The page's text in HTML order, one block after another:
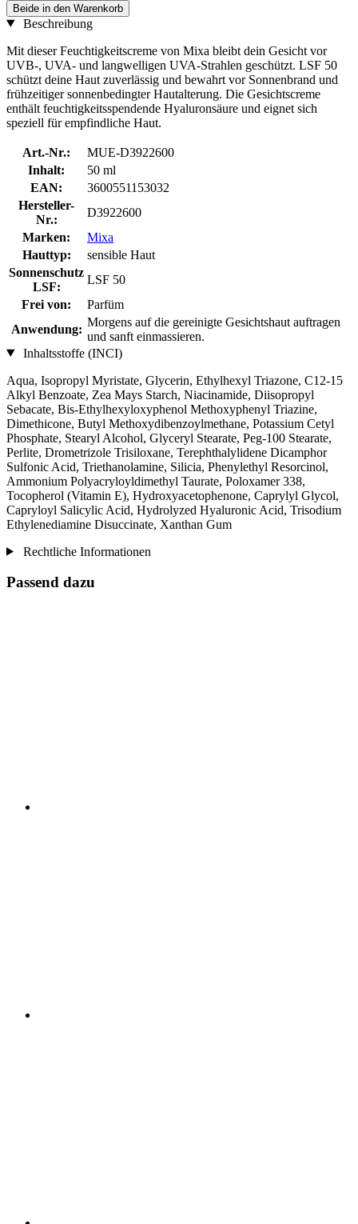
Beide in den Warenkorb
Beschreibung
Mit dieser Feuchtigkeitscreme von Mixa bleibt dein Gesicht vor
UVB-, UVA- und langwelligen UVA-Strahlen geschützt. LSF 50
schützt deine Haut zuverlässig und bewahrt vor Sonnenbrand und
frühzeitiger sonnenbedingter Hautalterung. Die Gesichtscreme
enthält feuchtigkeitsspendende Hyaluronsäure und eignet sich
speziell für empfindliche Haut.
Art.-Nr.:
MUE-D3922600
Inhalt:
50 ml
EAN:
3600551153032
Hersteller-
Nr.:
D3922600
Marken:
Mixa
Hauttyp:
sensible Haut
Sonnenschutz
LSF:
LSF 50
Frei von:
Parfüm
Anwendung:
Morgens auf die gereinigte Gesichtshaut auftragen
und sanft einmassieren.
Inhaltsstoffe (INCI)
Aqua, Isopropyl Myristate, Glycerin, Ethylhexyl Triazone, C12-15
Alkyl Benzoate, Zea Mays Starch, Niacinamide, Diisopropyl
Sebacate, Bis-Ethylhexyloxyphenol Methoxyphenyl Triazine,
Dimethicone, Butyl Methoxydibenzoylmethane, Potassium Cetyl
Phosphate, Stearyl Alcohol, Glyceryl Stearate, Peg-100 Stearate,
Perlite, Drometrizole Trisiloxane, Terephthalylidene Dicamphor
Sulfonic Acid, Triethanolamine, Silicia, Phenylethyl Resorcinol,
Ammonium Polyacryloyldimethyl Taurate, Poloxamer 338,
Tocopherol (Vitamin E), Hydroxyacetophenone, Caprylyl Glycol,
Capryloyl Salicylic Acid, Hydrolyzed Hyaluronic Acid, Trisodium
Ethylenediamine Disuccinate, Xanthan Gum
Rechtliche Informationen
Passend dazu